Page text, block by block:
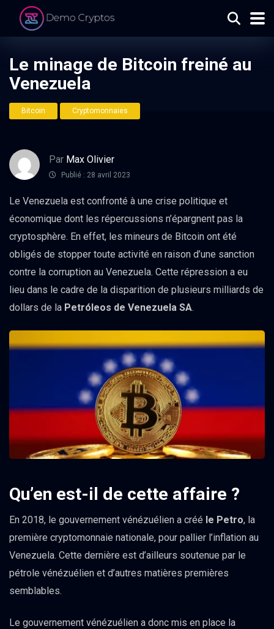
Le minage de Bitcoin freiné au
Venezuela
Bitcoin Cryptomonnaies
Par Max Olivier
Publié : 28 avril 2023
Le Venezuela est confronté à une crise politique et
économique dont les répercussions n’épargnent pas la
cryptosphère. En effet, les mineurs de Bitcoin ont été
obligés de stopper toute activité en raison d’une sanction
contre la corruption au Venezuela. Cette répression a eu
lieu dans le cadre de la disparition de plusieurs milliards de
dollars de la Petróleos de Venezuela SA.
Qu’en est-il de cette affaire ?
En 2018, le gouvernement vénézuélien a créé le Petro, la
première cryptomonnaie nationale, pour pallier l’inflation au
Venezuela. Cette dernière est d’ailleurs soutenue par le
pétrole vénézuélien et d’autres matières premières
semblables.
Le gouvernement vénézuélien a donc mis en place la